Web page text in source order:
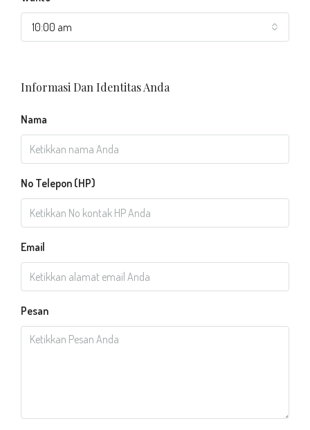
10:00 am
Informasi Dan Identitas Anda
Nama
No Telepon (HP)
Email
Pesan